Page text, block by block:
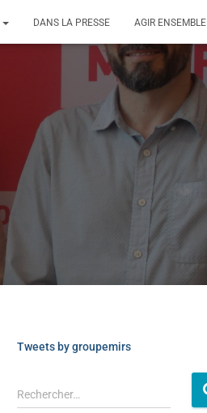
DANS LA PRESSE AGIR ENSEMBLE
Tweets by groupemirs
Rechercher…